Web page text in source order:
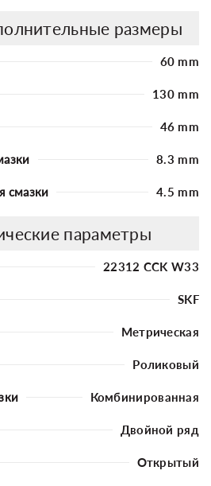
размеры
60 mm
130 mm
46 mm
8.3 mm
смазки 4.5 mm
параметры
22312 CCK W33
SKF
Метрическая
Роликовый
Комбинированная
Двойной ряд
Открытый